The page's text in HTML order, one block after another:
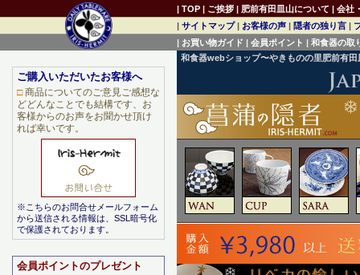
和食器webショップ〜やきものの里肥前有
ご購入いただいたお客様へ
□商品についてのご意見ご感想な
どどんなことでも結構です、お
客様からのお声をお聞かせ頂け
れば幸いです。
※こちらのお問合せメールフォーム
から送信される情報は、SSL暗号化
で保護されております。
会員ポイントのプレゼント
| TOP | ご挨拶 | 肥前有田皿山について | 会社
| サイトマップ| お客様の声 | 隠者の独り言 |
| お買い物ガイド | 会員ポイント | 和食器の取